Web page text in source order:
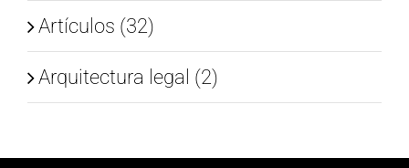
Artículos (32)
Arquitectura legal (2)